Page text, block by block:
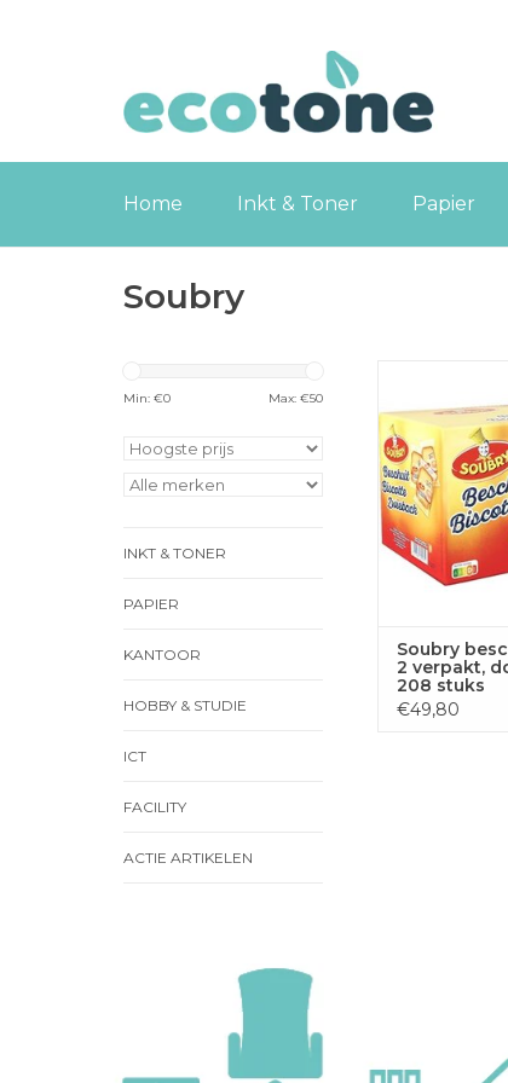
Home Inkt & Toner Papier
Soubry
Min: €0 Max: €50
INKT & TONER
PAPIER
KANTOOR
HOBBY & STUDIE
ICT
FACILITY
ACTIE ARTIKELEN
Soubry
2 verpakt,
208 stuks
€49,80